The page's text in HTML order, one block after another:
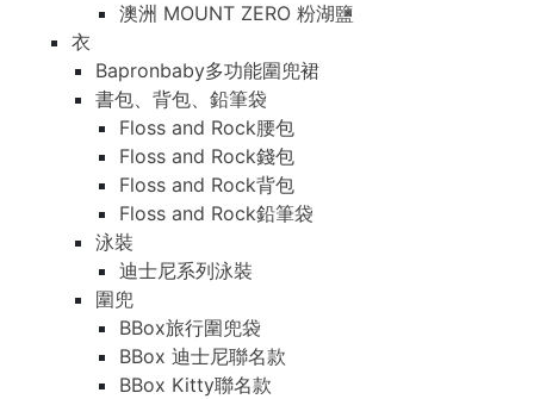
澳洲 MOUNT ZERO 粉湖鹽
衣
Bapronbaby多功能圍兜裙
書包、背包、鉛筆袋
Floss and Rock腰包
Floss and Rock錢包
Floss and Rock背包
Floss and Rock鉛筆袋
泳裝
迪士尼系列泳裝
圍兜
BBox旅行圍兜袋
BBox 迪士尼聯名款
BBox Kitty聯名款